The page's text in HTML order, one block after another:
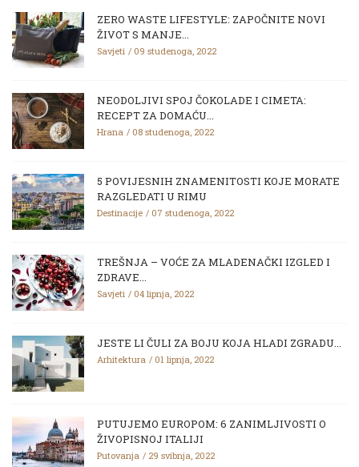
ZERO WASTE LIFESTYLE: ZAPOČNITE NOVI
ŽIVOT S MANJE...
Savjeti 09 studenoga, 2022
NEODOLJIVI SPOJ ČOKOLADE I CIMETA:
RECEPT ZA DOMAĆU...
Hrana 08 studenoga, 2022
5 POVIJESNIH ZNAMENITOSTI KOJE MORATE
RAZGLEDATI U RIMU
Destinacije 07 studenoga, 2022
TREŠNJA – VOĆE ZA MLADENAČKI IZGLED I
ZDRAVE...
Savjeti 04 lipnja, 2022
JESTE LI ČULI ZA BOJU KOJA HLADI ZGRADU...
Arhitektura 01 lipnja, 2022
PUTUJEMO EUROPOM: 6 ZANIMLJIVOSTI O
ŽIVOPISNOJ ITALIJI
Putovanja 29 svibnja, 2022